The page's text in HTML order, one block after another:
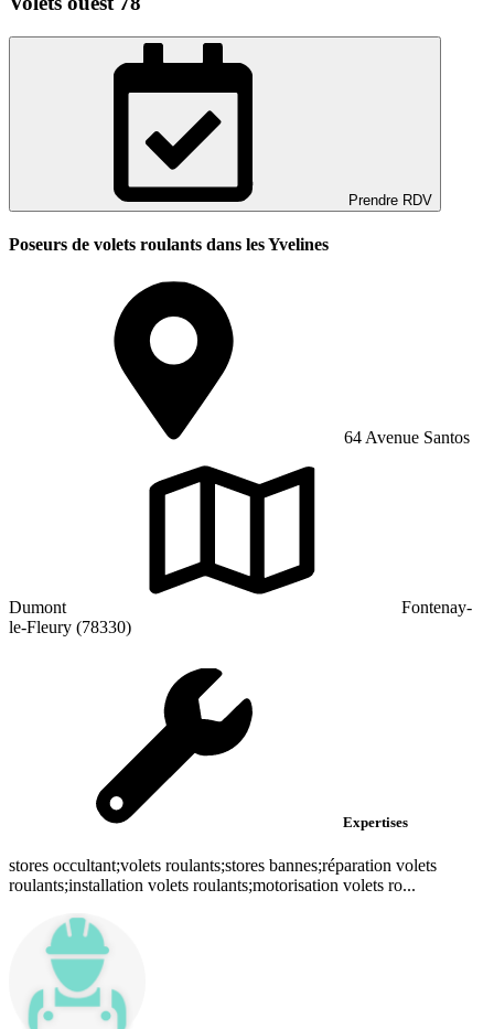
Prendre RDV
Poseurs de volets roulants dans les Yvelines
64 Avenue Santos
Dumont
Fontenay-
le-Fleury (78330)
Expertises
stores occultant;volets roulants;stores bannes;réparation volets
roulants;installation volets roulants;motorisation volets ro...